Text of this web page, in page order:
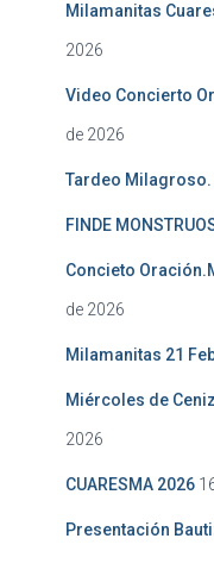
Milamanitas
2026
Video Concierto
de 2026
Tardeo Milagroso.
FINDE
Concieto
de 2026
Milamanitas 21
Miércoles de
2026
CUARESMA 2026
Presentación